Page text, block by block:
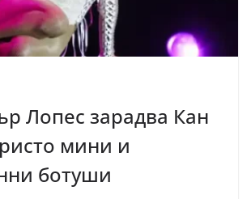
Лопес зарадва Кан
мини и
ботуши